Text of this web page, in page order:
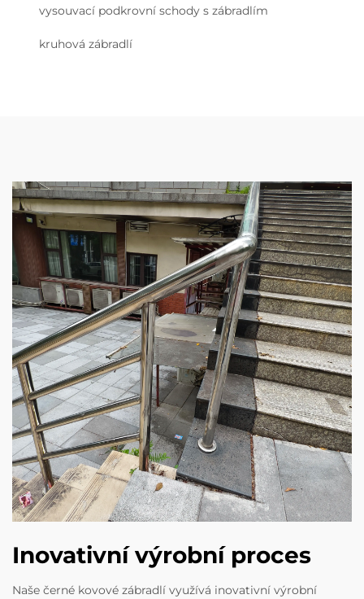
vysouvací podkrovní schody s zábradlím
kruhová zábradlí
Inovativní výrobní proces
Naše černé kovové zábradlí využívá inovativní výrobní